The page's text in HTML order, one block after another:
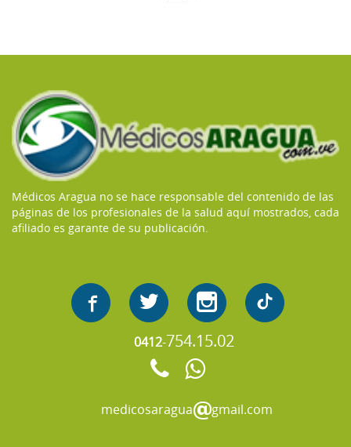
Médicos Aragua no se hace responsable del contenido de las
páginas de los profesionales de la salud aquí mostrados, cada
afiliado es garante de su publicación.
0412-754.15.02
medicosaraguagmail.com